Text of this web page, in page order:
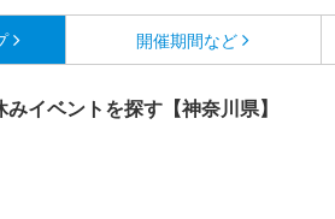
開催期間など
イベントを探す【神奈川県】